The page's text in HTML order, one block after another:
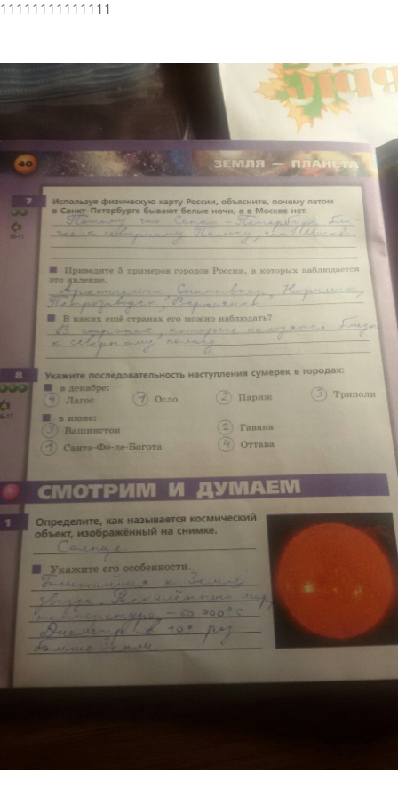
11111111111111